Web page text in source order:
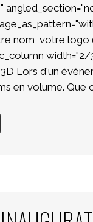
nom, votre
Lors d'un
en volume. Que